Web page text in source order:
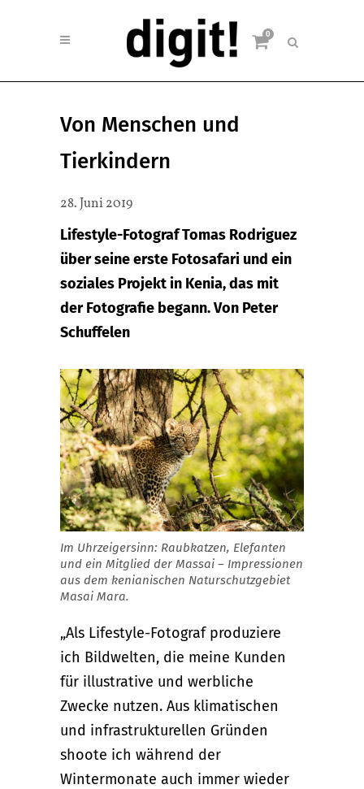
0
Von Menschen und
Tierkindern
28. Juni 2019
Lifestyle-Fotograf Tomas Rodriguez
über seine erste Fotosafari und ein
soziales Projekt in Kenia, das mit
der Fotografie begann. Von Peter
Schuffelen
Im Uhrzeigersinn: Raubkatzen, Elefanten
und ein Mitglied der Massai – Impressionen
aus dem kenianischen Naturschutzgebiet
Masai Mara.
„Als Lifestyle-Fotograf produziere
ich Bildwelten, die meine Kunden
für illustrative und werbliche
Zwecke nutzen. Aus klimatischen
und infrastrukturellen Gründen
shoote ich während der
Wintermonate auch immer wieder